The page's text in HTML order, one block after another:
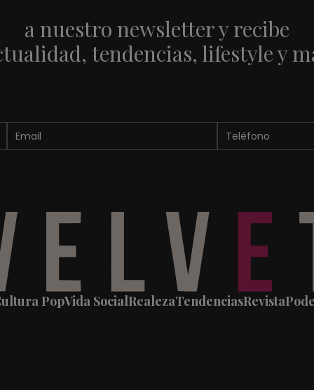
a nuestro newsletter y recibe
tendencias, lifestyle y
PopVida SocialRealezaTendenciasRevista